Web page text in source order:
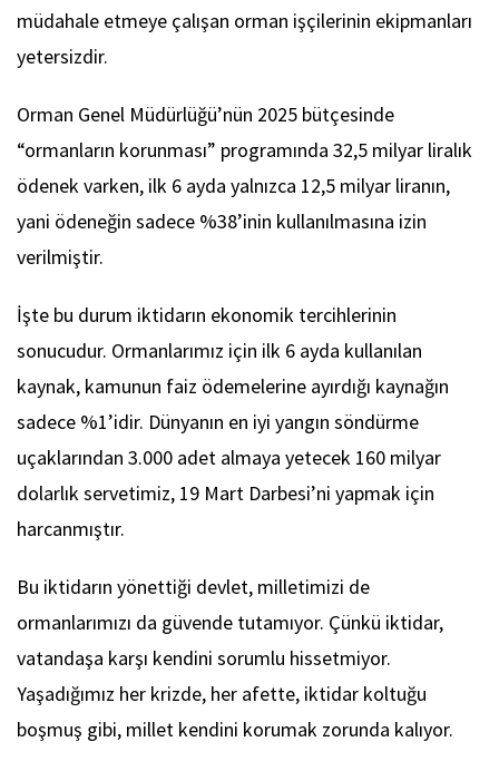
müdahale etmeye çalışan orman işçilerinin ekipmanları
yetersizdir.
⁠Orman Genel Müdürlüğü’nün 2025 bütçesinde
“ormanların korunması” programında 32,5 milyar liralık
ödenek varken, ilk 6 ayda yalnızca 12,5 milyar liranın,
yani ödeneğin sadece %38’inin kullanılmasına izin
verilmiştir.
İşte bu durum iktidarın ekonomik tercihlerinin
sonucudur. Ormanlarımız için ilk 6 ayda kullanılan
kaynak, kamunun faiz ödemelerine ayırdığı kaynağın
sadece %1’idir. Dünyanın en iyi yangın söndürme
uçaklarından 3.000 adet almaya yetecek 160 milyar
dolarlık servetimiz, 19 Mart Darbesi’ni yapmak için
harcanmıştır.
Bu iktidarın yönettiği devlet, milletimizi de
ormanlarımızı da güvende tutamıyor. Çünkü iktidar,
vatandaşa karşı kendini sorumlu hissetmiyor.
Yaşadığımız her krizde, her afette, iktidar koltuğu
boşmuş gibi, millet kendini korumak zorunda kalıyor.